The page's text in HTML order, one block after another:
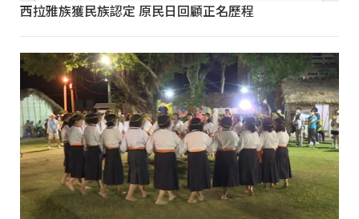
西拉雅族獲民族認定 原民日回顧正名歷程